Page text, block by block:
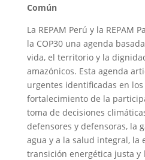
Común
La REPAM Perú y la REPAM
la COP30 una agenda
vida, el territorio y la
amazónicos. Esta agenda
urgentes identificadas en
fortalecimiento de la
toma de decisiones
defensores y defensoras, la
agua y a la salud integral, la
transición energética justa y